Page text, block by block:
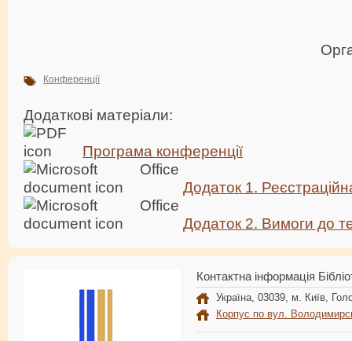
Конференції
Додаткові матеріали:
Програма конференції
Додаток 1.
Додаток 2. Вимоги до
Контактна інформація
Україна, 03039, м. Київ,
Корпус по вул.